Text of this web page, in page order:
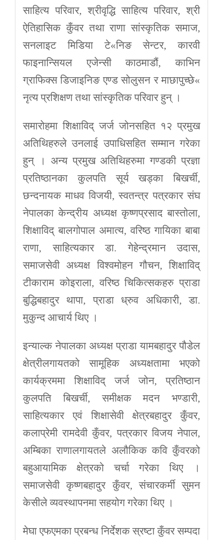
साहित्य परिवार, श्रीवृद्धि साहित्य परिवार, श्री
ऐतिहासिक कुँवर तथा राणा सांस्कृतिक समाज,
सनलाइट मिडिया टे«निङ सेन्टर, कारवी
फाइनान्सियल एजेन्सी काठमाडौं, काभिन
ग्राफिक्स डिजाइनिङ एण्ड सोलुसन र माछापुच्छे«
नृत्य प्रशिक्षण तथा सांस्कृतिक परिवार हुन् ।
समारोहमा शिक्षाविद् जर्ज जोनसहित १२ प्रमुख
अतिथिहरुले उनलाई उपाधिसहित सम्मान गरेका
हुन् । अन्य प्रमुख अतिथिहरुमा गण्डकी प्रज्ञा
प्रतिष्ठानका कुलपति सूर्य खड्का बिखर्ची,
छन्दनायक माधव विजयी, स्वतन्त्र पत्रकार संघ
नेपालका केन्द्रीय अध्यक्ष कृष्णप्रसाद बास्तोला,
शिक्षाविद् बालगोपाल अमात्य, वरिष्ठ गायिका बाबा
राणा, साहित्यकार डा. गेहेन्द्रमान उदास,
समाजसेवी अध्यक्ष विश्वमोहन गौचन, शिक्षाविद्
टीकाराम कोइराला, वरिष्ठ चिकित्सकहरु प्राडा
बुद्धिबहादुर थापा, प्राडा ध्रुव अधिकारी, डा.
मुकुन्द आचार्य थिए ।
इन्याल्क नेपालका अध्यक्ष प्राडा यामबहादुर पौडेल
क्षेत्रीलगायतको सामूहिक अध्यक्षतामा भएको
कार्यक्रममा शिक्षाविद् जर्ज जोन, प्रतिष्ठान
कुलपति बिखर्ची, समीक्षक मदन भण्डारी,
साहित्यकार एवं शिक्षासेवी क्षेत्रबहादुर कुँवर,
कलाप्रेमी रामदेवी कुँवर, पत्रकार विजय नेपाल,
अम्बिका राणालगायतले अलौकिक कवि कुँवरको
बहुआयामिक क्षेत्रको चर्चा गरेका थिए ।
समाजसेवी कृष्णबहादुर कुँवर, संचारकर्मी सुमन
केसीले व्यवस्थापनमा सहयोग गरेका थिए ।
मेघा एफएमका प्रबन्ध निर्देशक स्रष्टा कुँवर सम्पदा